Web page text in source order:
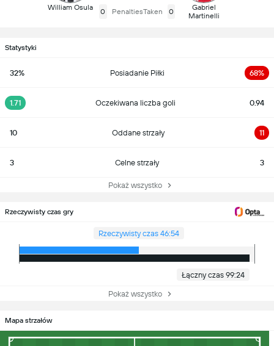
William Osula 0 PenaltiesTaken 0
Gabriel
Martinelli
Statystyki
32% Posiadanie Piłki 68%
1.71 Oczekiwana liczba goli 0.94
10 Oddane strzały 11
3 Celne strzały 3
Pokaż wszystko
Rzeczywisty czas gry
Rzeczywisty czas 46:54
Łączny czas 99:24
Pokaż wszystko
Mapa strzałów